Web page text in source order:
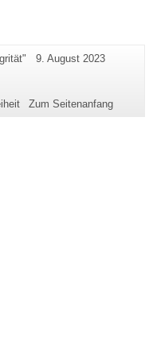
Letzte
9. August 2023
Zum Seitenanfang